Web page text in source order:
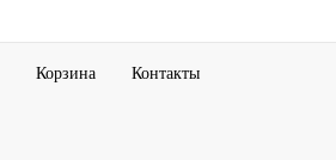
Корзина Контакты